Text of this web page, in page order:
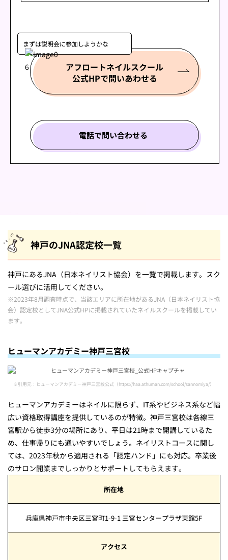
まずは説明会に参加しようかな
アフロートネイルスクール
公式HPで問いあわせる
電話で問い合わせる
神戸のJNA認定校一覧
神戸にあるJNA（日本ネイリスト協会）を一覧で掲載します。スク
ール選びに活用してください。
※2023年8月調査時点で、当該エリアに所在地があるJNA（日本ネイリスト協
会）認定校としてJNA公式HPに掲載されていたネイルスクールを掲載してい
ます。
ヒューマンアカデミー神戸三宮校
※引用元：ヒューマンアカデミー神戸三宮校公式（https://haa.athuman.com/school/sannomiya/）
ヒューマンアカデミーはネイルに限らず、IT系やビジネス系など幅
広い資格取得講座を提供しているのが特徴。神戸三宮校は各線三
宮駅から徒歩3分の場所にあり、平日は21時まで開講しているた
め、仕事帰りにも通いやすいでしょう。ネイリストコースに関し
ては、2023年秋から適用される「認定ハンド」にも対応。卒業後
のサロン開業までしっかりとサポートしてもらえます。
所在地
兵庫県神戸市中央区三宮町1-9-1 三宮センタープラザ東館5F
アクセス